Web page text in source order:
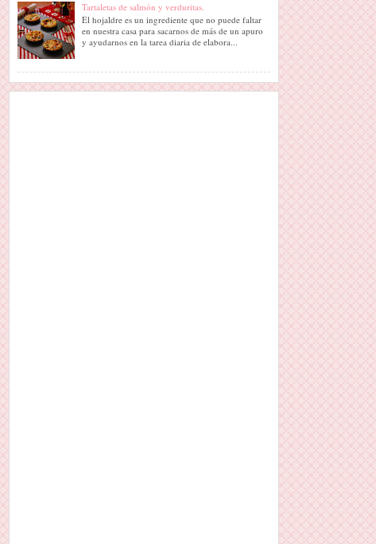
Tartaletas de salmón y verduritas.
El hojaldre es un ingrediente que no puede faltar
en nuestra casa para sacarnos de más de un apuro
y ayudarnos en la tarea diaria de elabora...